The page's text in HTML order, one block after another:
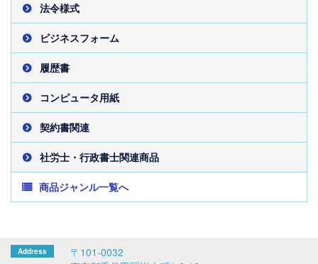
法令様式
ビジネスフォーム
履歴書
コンピュータ用紙
契約書関連
社労士・行政書士関連商品
商品ジャンル一覧へ
〒101-0032